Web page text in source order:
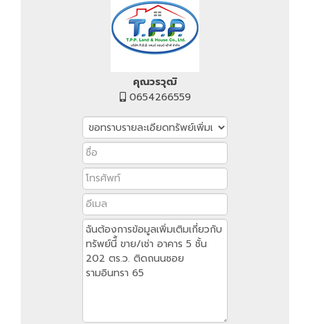
คุณวรวุฒิ
0654266559